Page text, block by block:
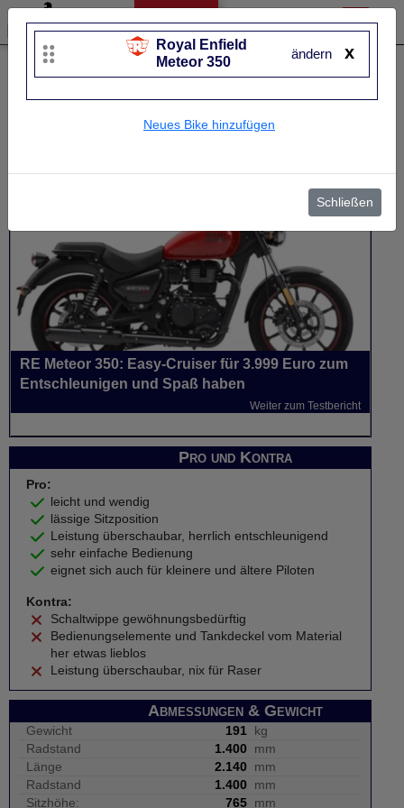
Liste bearbeiten
Royal Enfield
Baujahr
von 2021 bis 2026~
RE Meteor 350: Easy-Cruiser für 3.999 Euro zum
Entschleunigen und Spaß haben
Weiter zum Testbericht
Pro und Kontra
Pro:
leicht und wendig
lässige Sitzposition
Leistung überschaubar, herrlich entschleunigend
sehr einfache Bedienung
eignet sich auch für kleinere und ältere Piloten
Kontra:
Schaltwippe gewöhnungsbedürftig
Bedienungselemente und Tankdeckel vom Material
her etwas lieblos
Leistung überschaubar, nix für Raser
Abmessungen & Gewicht
Gewicht 191
kg
Radstand
1.400
mm
Länge
2.140
mm
Radstand
1.400
mm
Sitzhöhe:
765 mm
x
Royal Enfield
Meteor 350
ändern
Neues Bike hinzufügen
Schließen